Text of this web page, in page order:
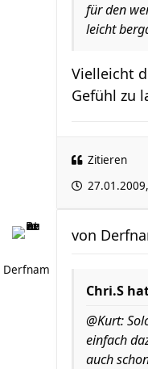
für den
leicht
Vielleicht
Gefühl zu
Zitieren
Derfnam
von
Chri.S
@Kurt:
einfach
auch